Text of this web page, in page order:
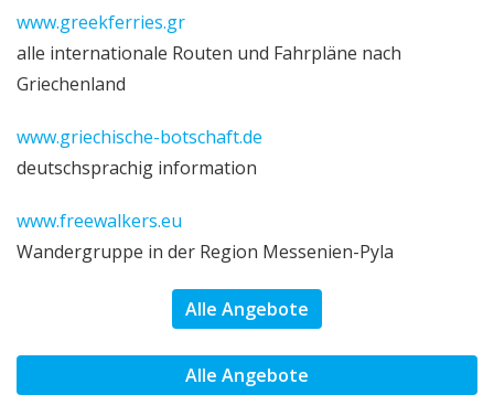
www.greekferries.gr
alle internationale Routen und Fahrpläne nach
Griechenland
www.griechische-botschaft.de
deutschsprachig information
www.freewalkers.eu
Wandergruppe in der Region Messenien-Pyla
Alle Angebote
Alle Angebote